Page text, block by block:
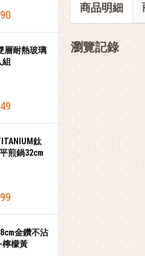
層耐熱玻璃
組
鈦
煎鍋32cm
金鑽不沾
檸檬黃
商品明細
瀏覽記錄